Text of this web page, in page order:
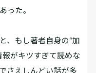
った。
、もし著者自身の“加
がキツすぎて読めな
さえしんどい話が多